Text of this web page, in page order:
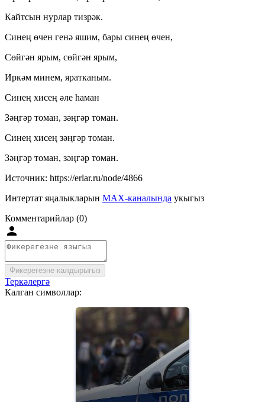
Кайтсын нурлар тизрәк.
Синең өчен генә яшим, бары синең өчен,
Сөйгән ярым, сөйгән ярым,
Иркәм минем, яратканым.
Синең хисең әле һаман
Зәңгәр томан, зәңгәр томан.
Синең хисең зәңгәр томан.
Зәңгәр томан, зәңгәр томан.
Источник: https://erlar.ru/node/4866
Интертат яңалыкларын MAX-каналында укыгыз
Комментарийлар (0)
Фикерегезне калдырыгыз
Теркәлергә
Калган символлар: